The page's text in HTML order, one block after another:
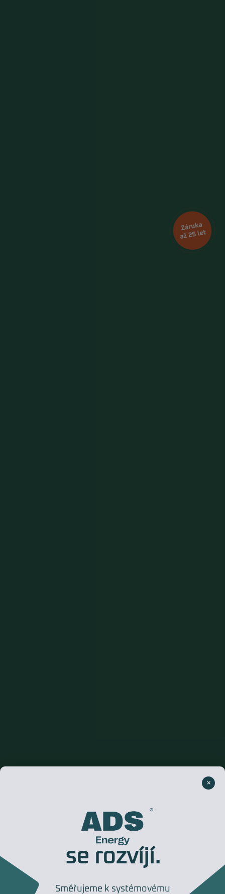
×
se rozvíjí.
Směřujeme k systémovému